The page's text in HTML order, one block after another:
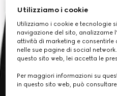
Utilizziamo i cookie
Utilizziamo i cookie e tecnologie
navigazione del sito, analizzarne
attività di marketing e consentirle
nelle sue pagine di social
questo sito web, lei accetta le
Per maggiori informazioni su
in questo sito web, può